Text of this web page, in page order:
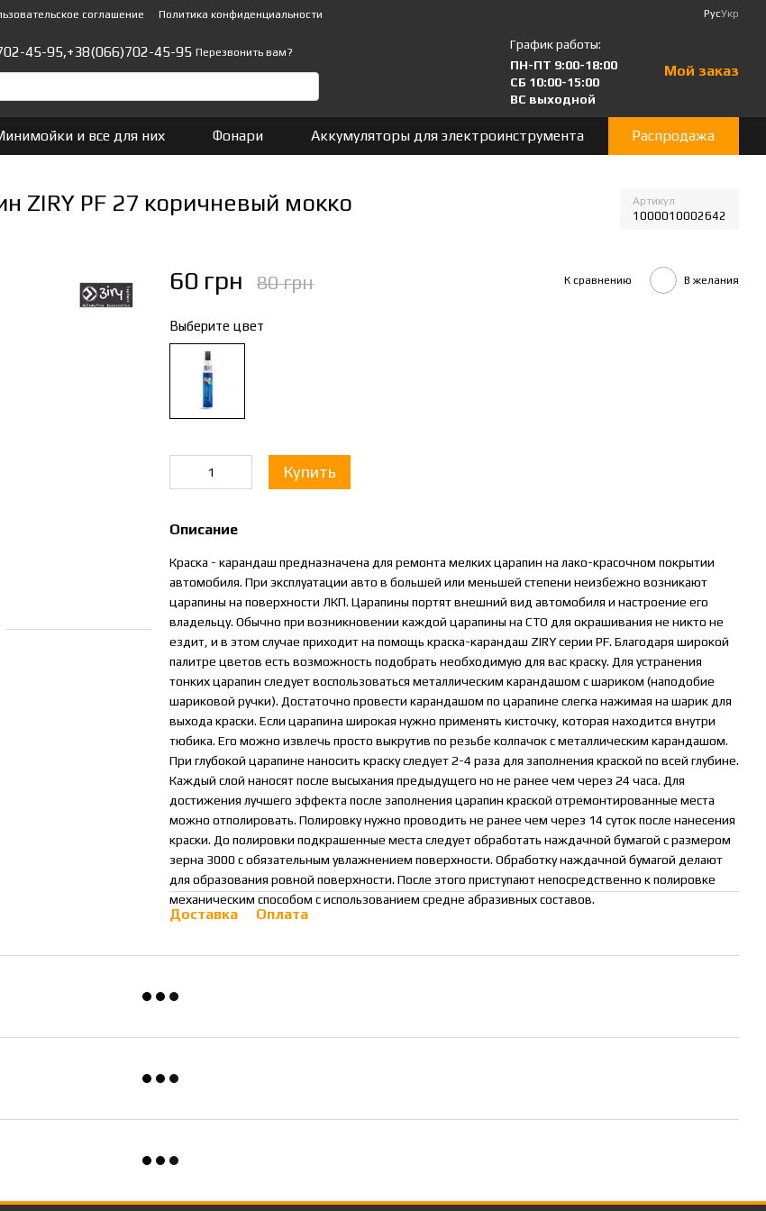
соглашение Политика конфиденциальности РусУкр
45-95,+38(066)702-45-95 Перезвонить вам?
График работы:
ПН-ПТ 9:00-18:00
СБ 10:00-15:00
ВС выходной
Мой заказ
и все для них Фонари Аккумуляторы для электроинструмента Распродажа
ZIRY PF 27 коричневый мокко Артикул
1000010002642
60 грн 80 грн К сравнению В желания
Выберите цвет
Купить
Описание
Краска - карандаш предназначена для ремонта мелких царапин на лако-красочном покрытии
автомобиля. При эксплуатации авто в большей или меньшей степени неизбежно возникают
царапины на поверхности ЛКП. Царапины портят внешний вид автомобиля и настроение его
владельцу. Обычно при возникновении каждой царапины на СТО для окрашивания не никто не
ездит, и в этом случае приходит на помощь краска-карандаш ZIRY серии PF. Благодаря широкой
палитре цветов есть возможность подобрать необходимую для вас краску. Для устранения
тонких царапин следует воспользоваться металлическим карандашом с шариком (наподобие
шариковой ручки). Достаточно провести карандашом по царапине слегка нажимая на шарик для
выхода краски. Если царапина широкая нужно применять кисточку, которая находится внутри
тюбика. Его можно извлечь просто выкрутив по резьбе колпачок с металлическим карандашом.
При глубокой царапине наносить краску следует 2-4 раза для заполнения краской по всей глубине.
Каждый слой наносят после высыхания предыдущего но не ранее чем через 24 часа. Для
достижения лучшего эффекта после заполнения царапин краской отремонтированные места
можно отполировать. Полировку нужно проводить не ранее чем через 14 суток после нанесения
краски. До полировки подкрашенные места следует обработать наждачной бумагой с размером
зерна 3000 с обязательным увлажнением поверхности. Обработку наждачной бумагой делают
для образования ровной поверхности. После этого приступают непосредственно к полировке
механическим способом с использованием средне абразивных составов.
Доставка Оплата